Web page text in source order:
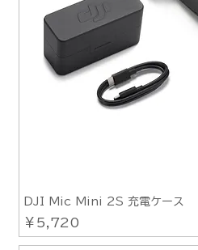
DJI Mic Mini 2S 充電ケース
価格
￥5,720